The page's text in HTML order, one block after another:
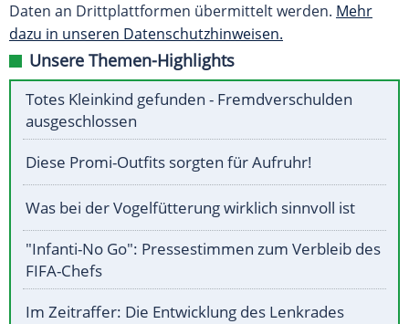
Daten an Drittplattformen übermittelt werden. Mehr
dazu in unseren Datenschutzhinweisen.
Unsere Themen-Highlights
Totes Kleinkind gefunden - Fremdverschulden
ausgeschlossen
Diese Promi-Outfits sorgten für Aufruhr!
Was bei der Vogelfütterung wirklich sinnvoll ist
"Infanti-No Go": Pressestimmen zum Verbleib des
FIFA-Chefs
Im Zeitraffer: Die Entwicklung des Lenkrades